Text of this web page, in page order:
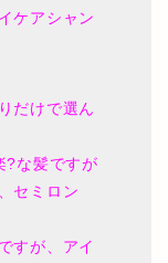
ケアシャン
だけで選ん
?な髪ですが
セミロン
すが、アイ